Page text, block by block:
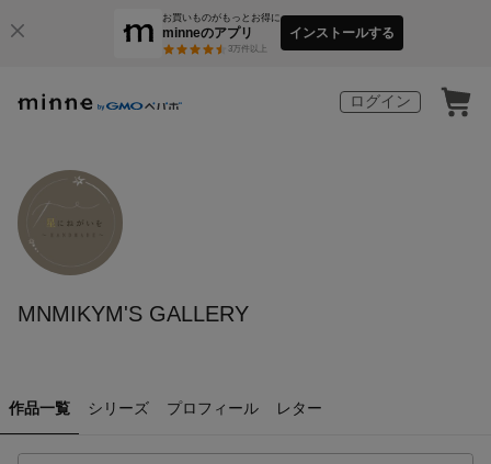
お買いものがもっとお得に
minneのアプリ
3万件以上
インストールする
ログイン
MNMIKYM'S GALLERY
作品一覧 シリーズ プロフィール レター